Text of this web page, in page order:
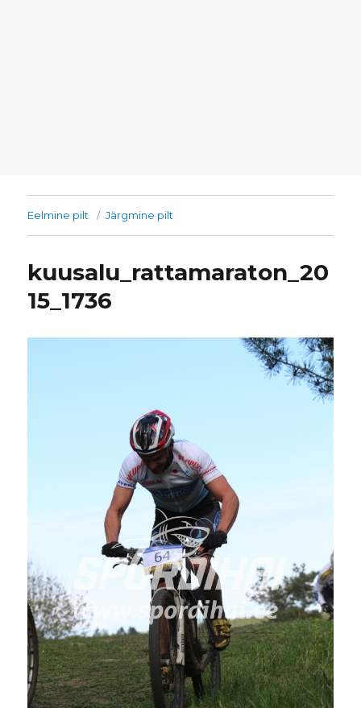
Eelmine pilt Järgmine pilt
kuusalu_rattamaraton_20
15_1736